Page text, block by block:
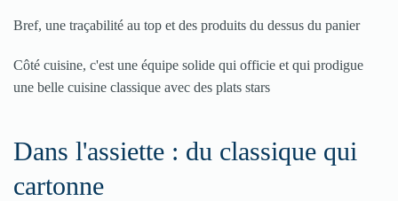
Bref, une traçabilité au top et des produits du dessus du panier
Côté cuisine, c'est une équipe solide qui officie et qui prodigue
une belle cuisine classique avec des plats stars
Dans l'assiette : du classique qui
cartonne